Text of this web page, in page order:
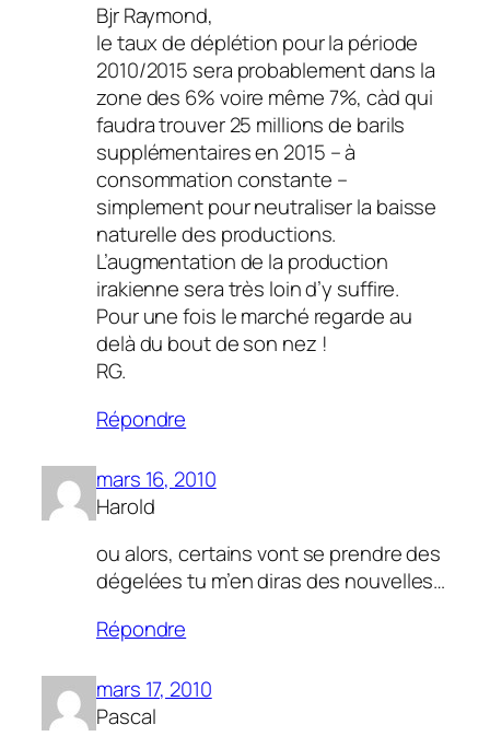
Bjr Raymond,
le taux de déplétion pour la période
2010/2015 sera probablement dans la
zone des 6% voire même 7%, càd qui
faudra trouver 25 millions de barils
supplémentaires en 2015 – à
consommation constante –
simplement pour neutraliser la baisse
naturelle des productions.
L’augmentation de la production
irakienne sera très loin d’y suffire.
Pour une fois le marché regarde au
delà du bout de son nez !
RG.
Répondre
mars 16, 2010
Harold
ou alors, certains vont se prendre des
dégelées tu m’en diras des nouvelles…
Répondre
mars 17, 2010
Pascal